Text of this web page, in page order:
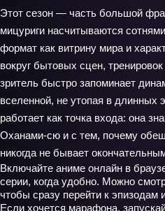
Этот сезон — часть большой
мицуриги насчитываются
формат как витрину мира и
вокруг бытовых сцен,
зритель быстро запоминает
вселенной, не утопая в длинных
работает как точка входа: она
Оханами‑сю и с тем, почему
никогда не бывает
Включайте аниме онлайн в
серии, когда удобно. Можно
чтобы сразу перейти к эпизодам
Если хочется марафона,